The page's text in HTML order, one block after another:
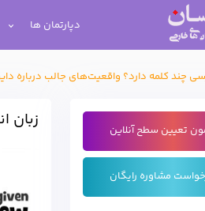
دپارتمان ها
چند کلمه دارد؟ واقعیت‌های جالب درباره
زبان تعیین سطح آنلاین
مشاوره رایگان